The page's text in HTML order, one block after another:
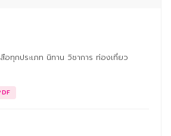
ทุกประเภท นิทาน วิชาการ ท่องเที่ยว